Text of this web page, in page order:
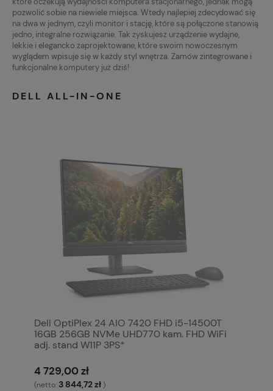
pozwolić sobie na niewiele miejsca. Wtedy najlepiej zdecydować się
na dwa w jednym, czyli monitor i stację, które są połączone stanowią
jedno, integralne rozwiązanie. Tak zyskujesz urządzenie wydajne,
lekkie i elegancko zaprojektowane, które swoim nowoczesnym
wyglądem wpisuje się w każdy styl wnętrza. Zamów zintegrowane i
funkcjonalne komputery już dziś!
DELL ALL-IN-ONE
Dell OptiPlex 24 AIO 7420 FHD i5-14500T
16GB 256GB NVMe UHD770 kam. FHD WiFi
adj. stand W11P 3PS*
4 729,00 zł
(netto:3 844,72 zł )